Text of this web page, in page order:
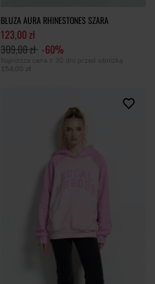
BLUZA AURA RHINESTONES SZARA
123,00 zł
309,00 zł -60%
Najniższa cena z 30 dni przed obniżką
154,00 zł